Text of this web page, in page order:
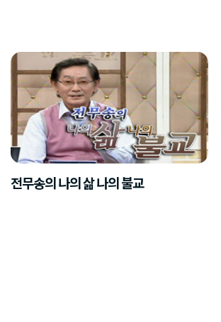
전무송의 나의 삶 나의 불교